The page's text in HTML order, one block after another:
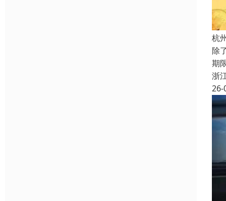
杭
除
期
浙
26-